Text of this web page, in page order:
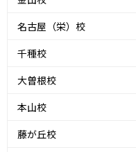
名古屋（栄）校
千種校
大曽根校
本山校
藤が丘校